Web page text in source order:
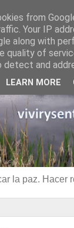
la paz. Hacer
from
Your IP
along with
quality of
and
LEARN MORE